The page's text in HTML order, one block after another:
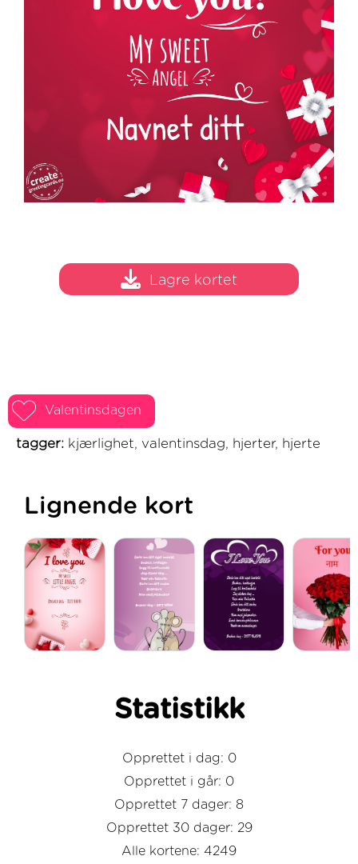
Valentinsdagen
tagger: kjærlighet, valentinsdag, hjerter, hjerte
Lagre kortet
Lignende kort
Statistikk
Opprettet i dag: 0
Opprettet i går: 0
Opprettet 7 dager: 8
Opprettet 30 dager: 29
Alle kortene: 4249